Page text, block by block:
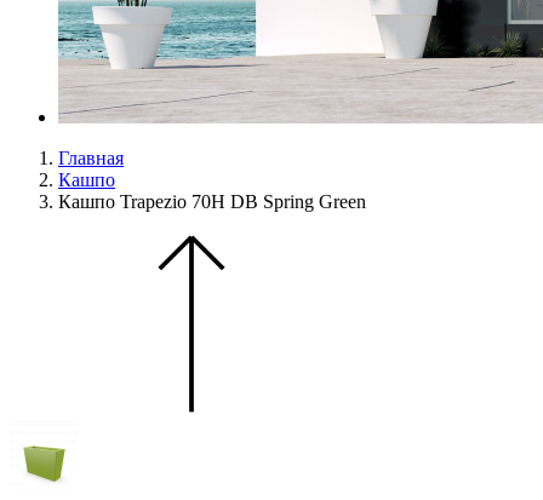
Главная
Кашпо
Кашпо Trapezio 70H DB Spring Green